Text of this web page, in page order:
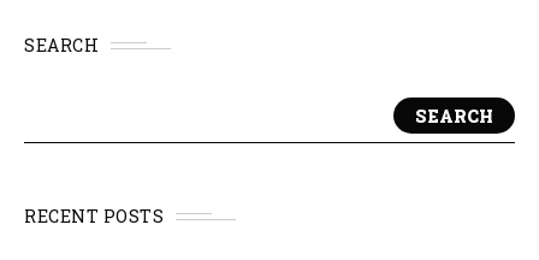
SEARCH
SEARCH
RECENT POSTS